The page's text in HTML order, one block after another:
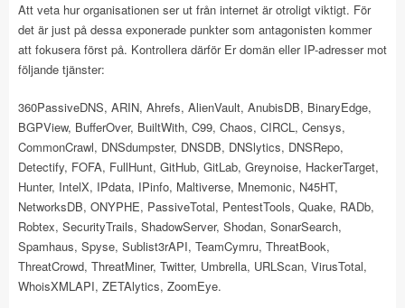
Att veta hur organisationen ser ut från internet är otroligt viktigt. För
det är just på dessa exponerade punkter som antagonisten kommer
att fokusera först på. Kontrollera därför Er domän eller IP-adresser mot
följande tjänster:
360PassiveDNS, ARIN, Ahrefs, AlienVault, AnubisDB, BinaryEdge,
BGPView, BufferOver, BuiltWith, C99, Chaos, CIRCL, Censys,
CommonCrawl, DNSdumpster, DNSDB, DNSlytics, DNSRepo,
Detectify, FOFA, FullHunt, GitHub, GitLab, Greynoise, HackerTarget,
Hunter, IntelX, IPdata, IPinfo, Maltiverse, Mnemonic, N45HT,
NetworksDB, ONYPHE, PassiveTotal, PentestTools, Quake, RADb,
Robtex, SecurityTrails, ShadowServer, Shodan, SonarSearch,
Spamhaus, Spyse, Sublist3rAPI, TeamCymru, ThreatBook,
ThreatCrowd, ThreatMiner, Twitter, Umbrella, URLScan, VirusTotal,
WhoisXMLAPI, ZETAlytics, ZoomEye.